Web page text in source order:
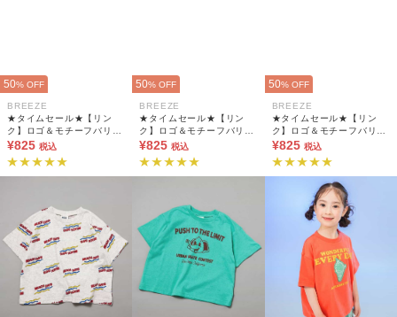
50% OFF
BREEZE
★タイムセール★【リン
ク】ロゴ＆モチーフバリエ
ーションTシャツ
¥825 税込
50% OFF
BREEZE
★タイムセール★【リン
ク】ロゴ＆モチーフバリエ
ーションTシャツ
¥825 税込
50% OFF
BREEZE
★タイムセール★【リン
ク】ロゴ＆モチーフバリエ
ーションTシャツ
¥825 税込